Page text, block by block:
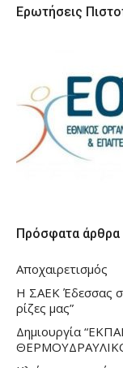
Ερωτήσεις
Πρόσφατα άρθρα
Αποχαιρετισμός
Η ΣΑΕΚ Έδεσσας
ρίζες μας”
Δημιουργία